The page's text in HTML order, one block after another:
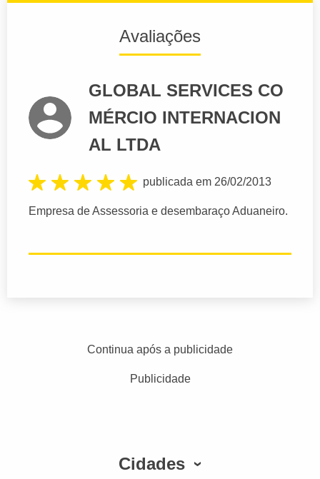
Avaliações
GLOBAL SERVICES CO
MÉRCIO INTERNACION
AL LTDA
publicada em 26/02/2013
Empresa de Assessoria e desembaraço Aduaneiro.
Continua após a publicidade
Publicidade
Cidades